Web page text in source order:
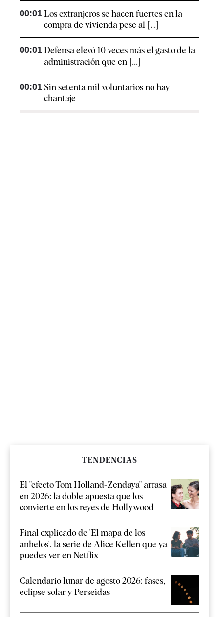
00:01 Los extranjeros se hacen fuertes en la
compra de vivienda pese al [...]
00:01 Defensa elevó 10 veces más el gasto de la
administración que en [...]
00:01 Sin setenta mil voluntarios no hay
chantaje
TENDENCIAS
El "efecto Tom Holland-Zendaya" arrasa
en 2026: la doble apuesta que los
convierte en los reyes de Hollywood
Final explicado de 'El mapa de los
anhelos', la serie de Alice Kellen que ya
puedes ver en Netflix
Calendario lunar de agosto 2026: fases,
eclipse solar y Perseidas